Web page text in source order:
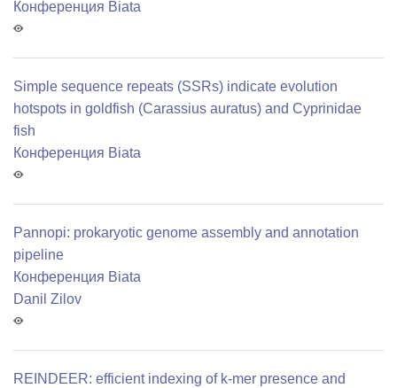
Конференция Biata
Simple sequence repeats (SSRs) indicate evolution
hotspots in goldfish (Carassius auratus) and Cyprinidae
fish
Конференция Biata
Pannopi: prokaryotic genome assembly and annotation
pipeline
Конференция Biata
Danil Zilov
REINDEER: efficient indexing of k-mer presence and